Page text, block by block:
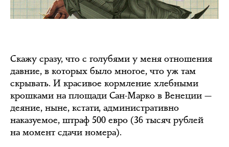
Скажу сразу, что с голубями у меня отношения
давние, в которых было многое, что уж там
скрывать. И красивое кормление хлебными
крошками на площади Сан-Марко в Венеции —
деяние, ныне, кстати, административно
наказуемое, штраф 500 евро (36 тысяч рублей
на момент сдачи номера).